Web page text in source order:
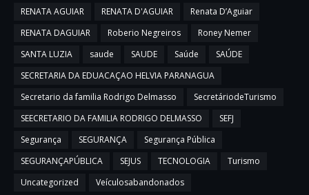
RENATA AGUIAR
RENATA D'AGUIAR
Renata D’Aguiar
RENATA DAGUIAR
Roberio Negreiros
Roney Nemer
SANTA LUZIA
saude SAUDE Saúde
SAÚDE
SECRETARIA DA EDUACAÇAO HELVIA PARANAGUA
Secretario da familia Rodrigo Delmasso
SecretáriodeTurismo
SEECRETARIO DA FAMILIA RODRIGO DELMASSO
SEFJ
Segurança
SEGURANÇA
Segurança Pública
SEGURANÇAPÚBLICA
SEJUS TECNOLOGIA
Turismo
Uncategorized
Veículosabandonados